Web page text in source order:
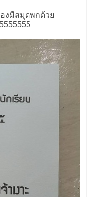
งมีสมุดพกด้วย